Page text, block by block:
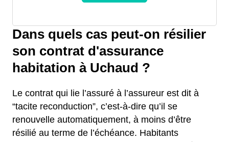
Dans quels cas peut-on résilier
son contrat d'assurance
habitation à Uchaud ?
Le contrat qui lie l’assuré à l’assureur est dit à
“tacite reconduction”, c’est-à-dire qu’il se
renouvelle automatiquement, à moins d’être
résilié au terme de l’échéance. Habitants